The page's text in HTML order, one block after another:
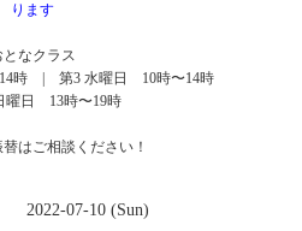
ります
となクラス
時 | 第3 水曜日 10時〜14時
曜日 13時〜19時
はご相談ください！
2022-07-10 (Sun)